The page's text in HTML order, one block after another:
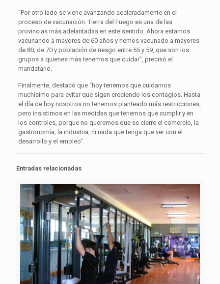
“Por otro lado se viene avanzando aceleradamente en el
proceso de vacunación. Tierra del Fuego es una de las
provincias más adelantadas en este sentido. Ahora estamos
vacunando a mayores de 60 años y hemos vacunado a mayores
de 80, de 70 y población de riesgo entre 55 y 59, que son los
grupos a quienes más tenemos que cuidar”, precisó el
mandatario.
Finalmente, destacó que “hoy tenemos que cuidarnos
muchísimo para evitar que sigan creciendo los contagios. Hasta
el día de hoy nosotros no tenemos planteado más restricciones,
pero insistimos en las medidas que tenemos que cumplir y en
los controles, porque no queremos que se cierre el comercio, la
gastronomía, la industria, ni nada que tenga que ver con el
desarrollo y el empleo”.
Entradas relacionadas